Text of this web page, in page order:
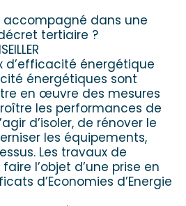
accompagné dans une
tertiaire ?
d’efficacité énergétique
énergétiques sont
en œuvre des mesures
les performances de
d’isoler, de rénover le
les équipements,
Les travaux de
l’objet d’une prise en
d’Economies d’Energie